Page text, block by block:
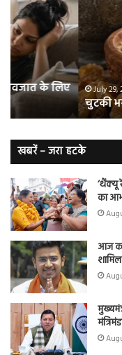
के
ये
जादुई
फायदे
आपको
कर
देंगे
हैरान
July 29, 2026
चुटकी भर ‘हींग’ के ये
खबरें – जरा हटके
‘थैंक्यू
का
आज